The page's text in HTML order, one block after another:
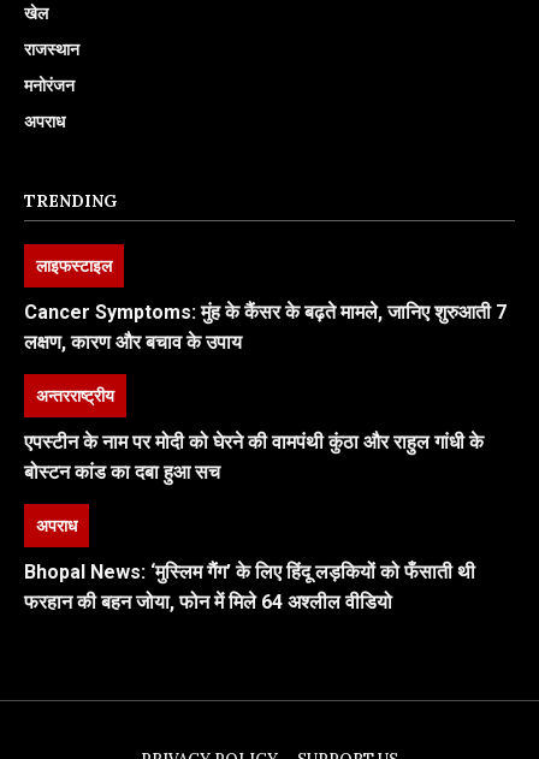
खेल
राजस्थान
मनोरंजन
अपराध
TRENDING
लाइफस्टाइल
Cancer Symptoms: मुंह के कैंसर के बढ़ते मामले, जानिए शुरुआती 7
लक्षण, कारण और बचाव के उपाय
अन्तरराष्ट्रीय
एपस्टीन के नाम पर मोदी को घेरने की वामपंथी कुंठा और राहुल गांधी के
बोस्टन कांड का दबा हुआ सच
अपराध
Bhopal News: ‘मुस्लिम गैंग’ के लिए हिंदू लड़कियों को फँसाती थी
फरहान की बहन जोया, फोन में मिले 64 अश्लील वीडियो